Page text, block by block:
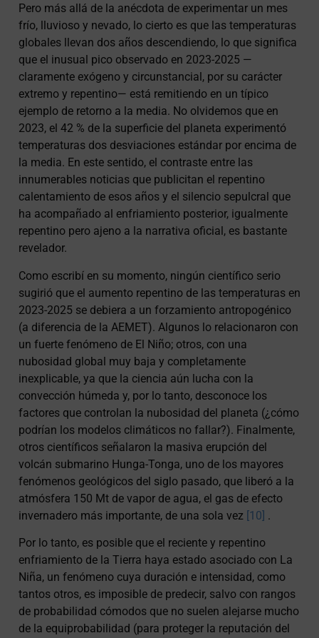
Pero más allá de la anécdota de experimentar un mes
frío, lluvioso y nevado, lo cierto es que las temperaturas
globales llevan dos años descendiendo, lo que significa
que el inusual pico observado en 2023-2025 —
claramente exógeno y circunstancial, por su carácter
extremo y repentino— está remitiendo en un típico
ejemplo de retorno a la media. No olvidemos que en
2023, el 42 % de la superficie del planeta experimentó
temperaturas dos desviaciones estándar por encima de
la media. En este sentido, el contraste entre las
innumerables noticias que publicitan el repentino
calentamiento de esos años y el silencio sepulcral que
ha acompañado al enfriamiento posterior, igualmente
repentino pero ajeno a la narrativa oficial, es bastante
revelador.
Como escribí en su momento, ningún científico serio
sugirió que el aumento repentino de las temperaturas en
2023-2025 se debiera a un forzamiento antropogénico
(a diferencia de la AEMET). Algunos lo relacionaron con
un fuerte fenómeno de El Niño; otros, con una
nubosidad global muy baja y completamente
inexplicable, ya que la ciencia aún lucha con la
convección húmeda y, por lo tanto, desconoce los
factores que controlan la nubosidad del planeta (¿cómo
podrían los modelos climáticos no fallar?). Finalmente,
otros científicos señalaron la masiva erupción del
volcán submarino Hunga-Tonga, uno de los mayores
fenómenos geológicos del siglo pasado, que liberó a la
atmósfera 150 Mt de vapor de agua, el gas de efecto
invernadero más importante, de una sola vez [10] .
Por lo tanto, es posible que el reciente y repentino
enfriamiento de la Tierra haya estado asociado con La
Niña, un fenómeno cuya duración e intensidad, como
tantos otros, es imposible de predecir, salvo con rangos
de probabilidad cómodos que no suelen alejarse mucho
de la equiprobabilidad (para proteger la reputación del